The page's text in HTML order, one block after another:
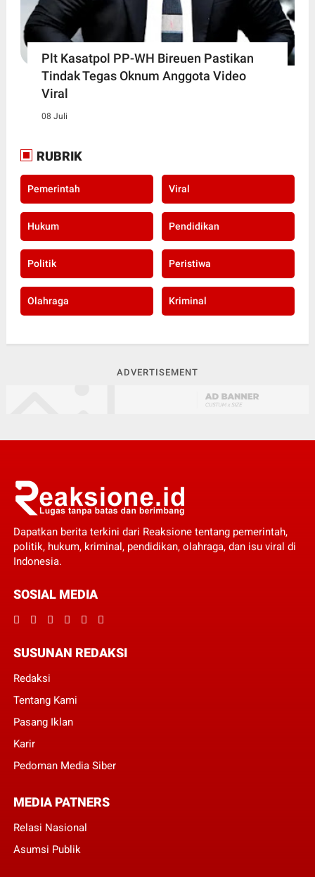
Plt Kasatpol PP-WH Bireuen Pastikan
Tindak Tegas Oknum Anggota Video
Viral
08 Juli
RUBRIK
Pemerintah Viral
Hukum Pendidikan
Politik Peristiwa
Olahraga Kriminal
ADVERTISEMENT
Dapatkan berita terkini dari Reaksione tentang pemerintah,
politik, hukum, kriminal, pendidikan, olahraga, dan isu viral di
Indonesia.
SOSIAL MEDIA
SUSUNAN REDAKSI
Redaksi
Tentang Kami
Pasang Iklan
Karir
Pedoman Media Siber
MEDIA PATNERS
Relasi Nasional
Asumsi Publik